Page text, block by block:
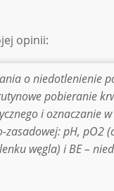
opinii:
o niedotlenienie
pobieranie
i oznaczanie
pH, pO2
węgla) i BE –